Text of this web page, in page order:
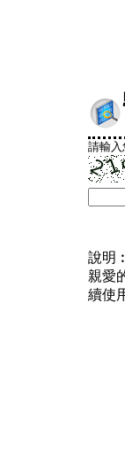
請輸入
說明︰
親愛
續使